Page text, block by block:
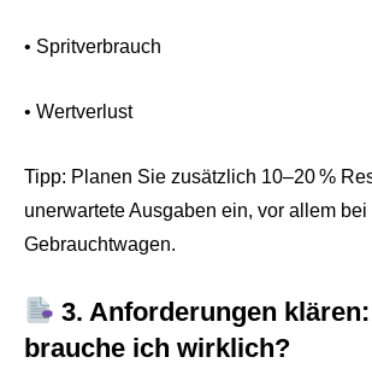
• Spritverbrauch
• Wertverlust
Tipp: Planen Sie zusätzlich 10–20 %
unerwartete Ausgaben ein, vor allem bei
Gebrauchtwagen.
3. Anforderungen
brauche ich wirklich?